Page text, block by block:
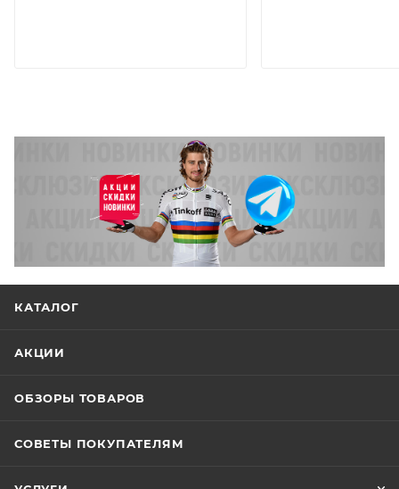
КАТАЛОГ
АКЦИИ
ОБЗОРЫ ТОВАРОВ
СОВЕТЫ ПОКУПАТЕЛЯМ